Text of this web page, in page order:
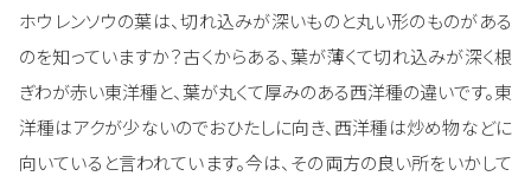
ホウレンソウの葉は、切れ込みが深いものと丸い形のものがある
のを知っていますか？古くからある、葉が薄くて切れ込みが深く根
ぎわが赤い東洋種と、葉が丸くて厚みのある西洋種の違いです。東
洋種はアクが少ないのでおひたしに向き、西洋種は炒め物などに
向いていると言われています。今は、その両方の良い所をいかして